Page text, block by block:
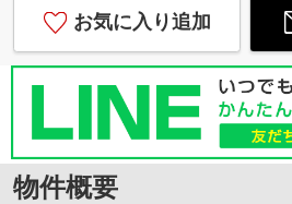
お気に入り追加
物件概要